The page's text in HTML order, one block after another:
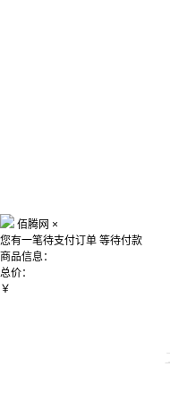
佰腾网 ×
您有一笔待支付订单 等待付款
商品信息：
总价：
￥